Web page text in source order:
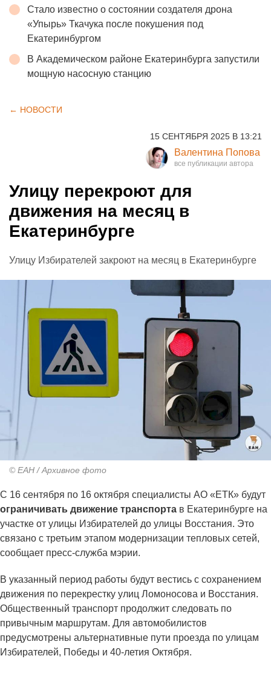
Стало известно о состоянии создателя дрона
«Упырь» Ткачука после покушения под
Екатеринбургом
В Академическом районе Екатеринбурга запустили
мощную насосную станцию
← НОВОСТИ
15 СЕНТЯБРЯ 2025 В 13:21
Валентина Попова
Улицу перекроют для
движения на месяц в
Екатеринбурге
Улицу Избирателей закроют на месяц в Екатеринбурге
© ЕАН / Архивное фото
С 16 сентября по 16 октября специалисты АО «ЕТК» будут
ограничивать движение транспорта в Екатеринбурге на
участке от улицы Избирателей до улицы Восстания. Это
связано с третьим этапом модернизации тепловых сетей,
сообщает пресс-служба мэрии.
В указанный период работы будут вестись с сохранением
движения по перекрестку улиц Ломоносова и Восстания.
Общественный транспорт продолжит следовать по
привычным маршрутам. Для автомобилистов
предусмотрены альтернативные пути проезда по улицам
Избирателей, Победы и 40-летия Октября.